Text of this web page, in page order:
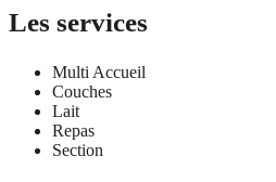
Les services
Multi Accueil
Couches
Lait
Repas
Section